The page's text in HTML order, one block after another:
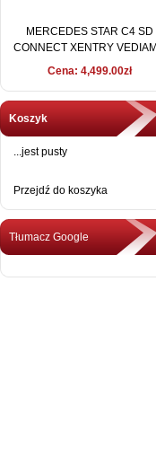
MERCEDES STAR C4 SD
CONNECT XENTRY
2016 + DELL D630
Cena: 4,499.00zł
Koszyk
...jest pusty
Przejdź do koszyka
Tłumacz Google